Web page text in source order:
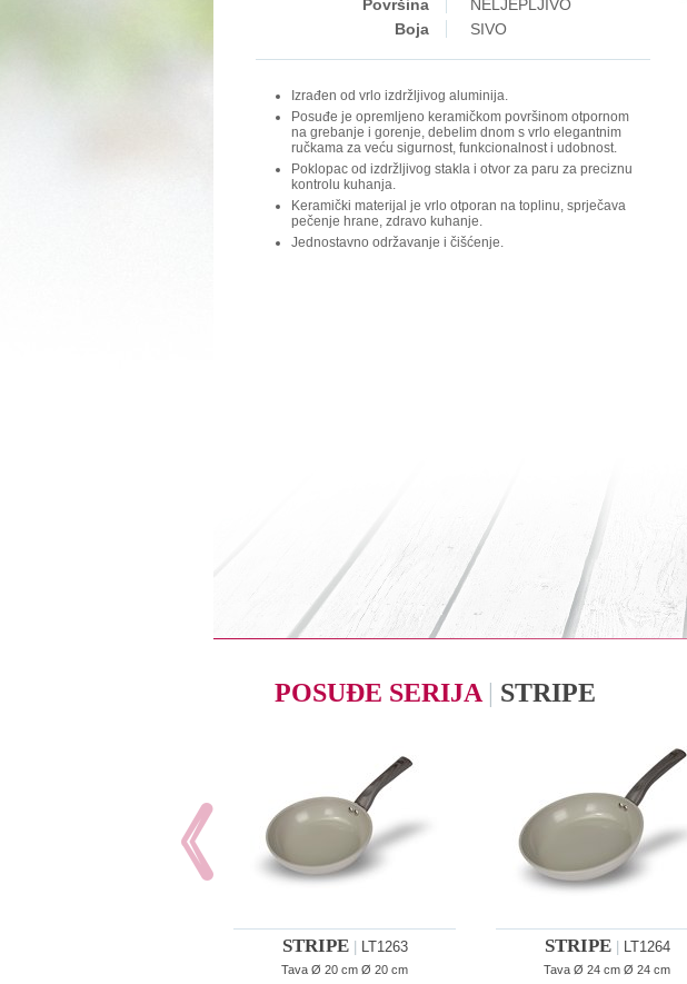
Površina
NELJEPLJIVO
Boja
SIVO
Izrađen od vrlo izdržljivog aluminija.
Posuđe je opremljeno keramičkom površinom otpornom
na grebanje i gorenje, debelim dnom s vrlo elegantnim
ručkama za veću sigurnost, funkcionalnost i udobnost.
Poklopac od izdržljivog stakla i otvor za paru za preciznu
kontrolu kuhanja.
Keramički materijal je vrlo otporan na toplinu, sprječava
pečenje hrane, zdravo kuhanje.
Jednostavno održavanje i čišćenje.
POSUĐE SERIJA | STRIPE
STRIPE| LT1263
Tava Ø 20 cm Ø 20 cm
STRIPE| LT1264
Tava Ø 24 cm Ø 24 cm